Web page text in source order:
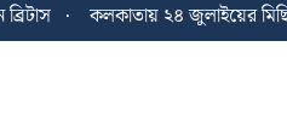
কলকাতায় ২৪ জুলাইয়ের মিছিলে